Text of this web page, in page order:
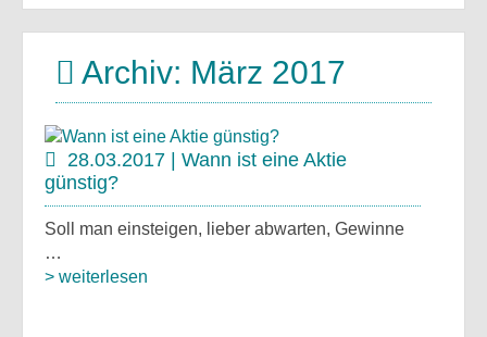
Archiv: März 2017
28.03.2017 | Wann ist eine Aktie
günstig?
Soll man einsteigen, lieber abwarten, Gewinne
…
> weiterlesen